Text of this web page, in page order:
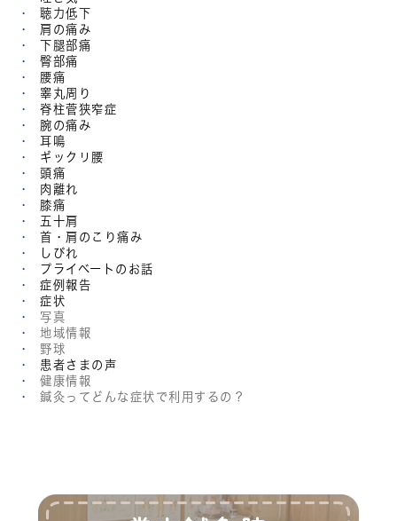
聴力低下
肩の痛み
下腿部痛
臀部痛
腰痛
睾丸周り
脊柱菅狭窄症
腕の痛み
耳鳴
ギックリ腰
頭痛
肉離れ
膝痛
五十肩
首・肩のこり痛み
しびれ
プライベートのお話
症例報告
症状
写真
地域情報
野球
患者さまの声
健康情報
鍼灸ってどんな症状で利用するの？